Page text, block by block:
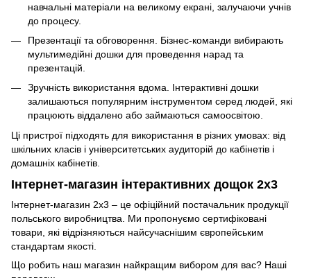
навчальні матеріали на великому екрані, залучаючи учнів
до процесу.
Презентації та обговорення. Бізнес-команди вибирають
мультимедійні дошки для проведення нарад та
презентацій.
Зручність використання вдома. Інтерактивні дошки
залишаються популярним інструментом серед людей, які
працюють віддалено або займаються самоосвітою.
Ці пристрої підходять для використання в різних умовах: від
шкільних класів і університетських аудиторій до кабінетів і
домашніх кабінетів.
Інтернет-магазин інтерактивних дощок 2х3
Інтернет-магазин 2х3 – це офіційний постачальник продукції
польського виробництва. Ми пропонуємо сертифіковані
товари, які відрізняються найсучаснішим європейським
стандартам якості.
Що робить наш магазин найкращим вибором для вас? Наші